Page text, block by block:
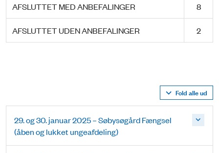
AFSLUTTET MED ANBEFALINGER 8
AFSLUTTET UDEN ANBEFALINGER 2
Fold alle ud
29. og 30. januar 2025 – Søbysøgård Fængsel
(åben og lukket ungeafdeling)